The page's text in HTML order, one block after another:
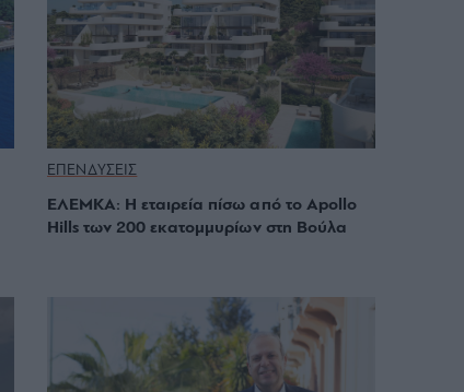
ΕΠΕΝΔΥΣΕΙΣ
ΕΛΕΜΚΑ: Η εταιρεία πίσω από το Apollo
Hills των 200 εκατομμυρίων στη Βούλα